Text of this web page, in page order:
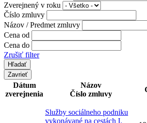
Zverejnený v roku
Číslo zmluvy
Názov / Predmet zmluvy
Cena od
Cena do
Zrušiť filter
Zavrieť
Dátum
zverejnenia
Názov
Číslo zmluvy
Služby sociálneho podniku
vykonávané na cestách I.